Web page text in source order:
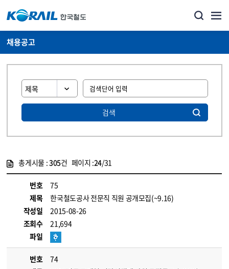
채용공고
검색
총게시물 :305건 페이지 :24/31
번호
75
제목
한국철도공사 전문직 직원 공개모집(~9.16)
작성일
2015-08-26
조회수
21,694
파일
번호
74